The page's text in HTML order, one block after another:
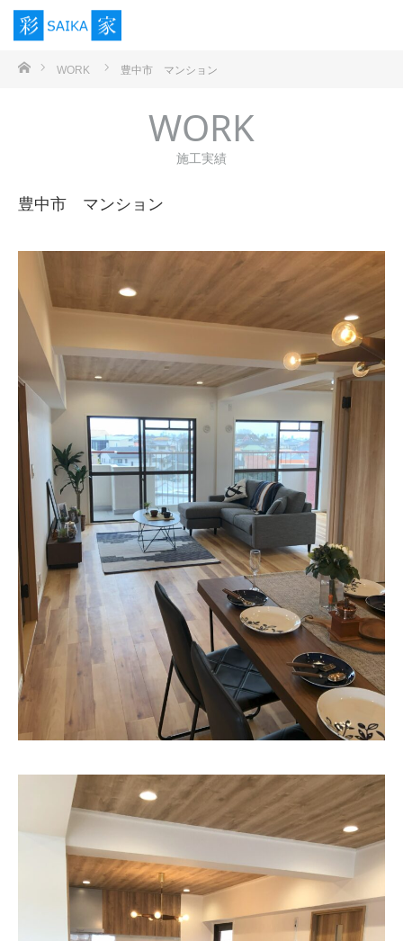
ホームWORK 豊中市 マンション
WORK
施工実績
豊中市 マンション